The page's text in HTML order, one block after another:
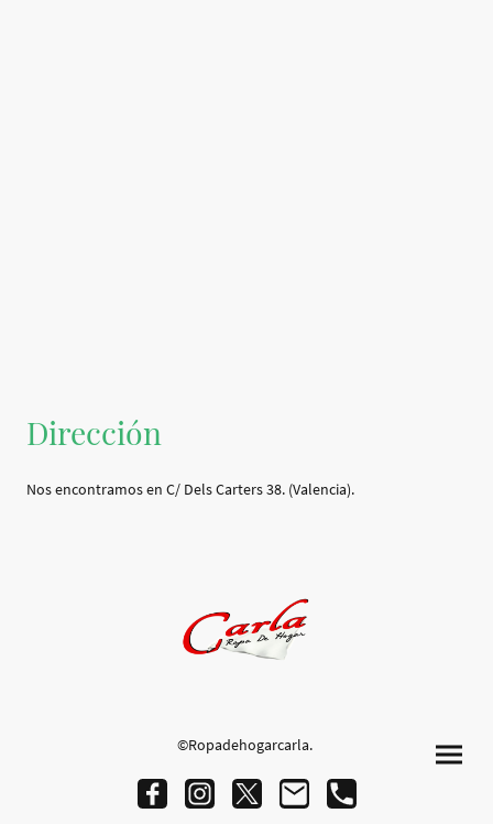
Dirección
Nos encontramos en C/ Dels Carters 38. (Valencia).
©Ropadehogarcarla.